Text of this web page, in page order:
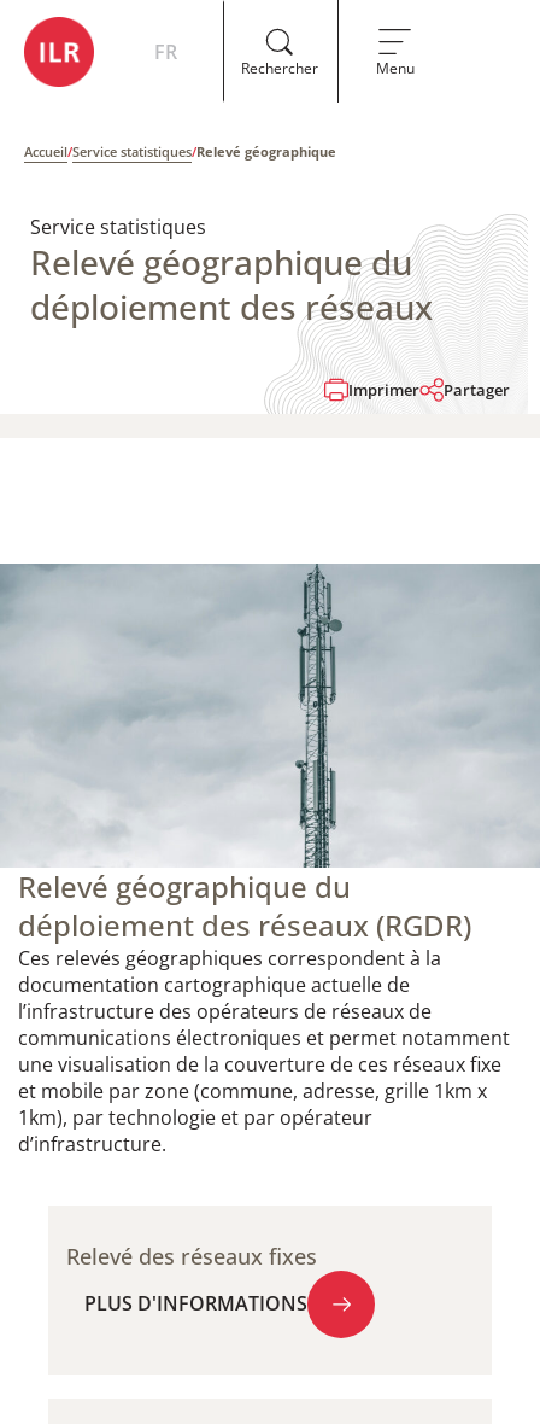
FR
Rechercher Menu
Accueil/Service statistiques/Relevé géographique
Service statistiques
Relevé géographique du
déploiement des réseaux
Imprimer Partager
Relevé géographique du
déploiement des réseaux (RGDR)
Ces relevés géographiques correspondent à la
documentation cartographique actuelle de
l’infrastructure des opérateurs de réseaux de
communications électroniques et permet notamment
une visualisation de la couverture de ces réseaux fixe
et mobile par zone (commune, adresse, grille 1km x
1km), par technologie et par opérateur
d’infrastructure. ​
Relevé des réseaux fixes
PLUS D'INFORMATIONS